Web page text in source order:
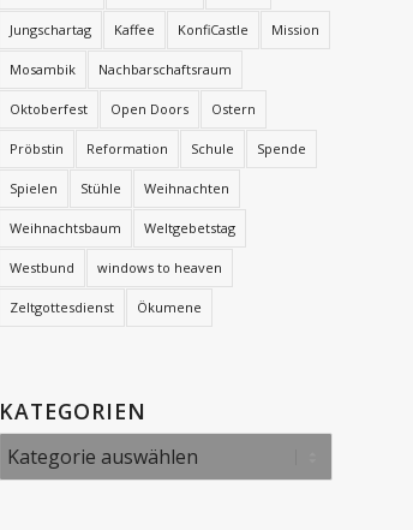
Jungschartag Kaffee KonfiCastle Mission
Mosambik Nachbarschaftsraum
Oktoberfest Open Doors Ostern
Pröbstin Reformation Schule Spende
Spielen Stühle Weihnachten
Weihnachtsbaum Weltgebetstag
Westbund windows to heaven
Zeltgottesdienst Ökumene
KATEGORIEN
Kategorien